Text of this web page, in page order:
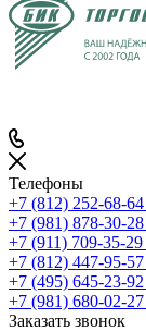
Телефоны
+7 (812) 252-68-64
+7 (981) 878-30-28
+7 (911) 709-35-29
+7 (812) 447-95-57
+7 (495) 645-23-92
+7 (981) 680-02-27
Заказать звонок